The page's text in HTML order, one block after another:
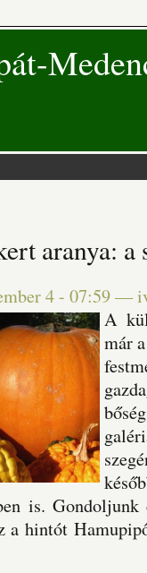
aranya: a
4 - 07:59—
A
már
is.
a hintót